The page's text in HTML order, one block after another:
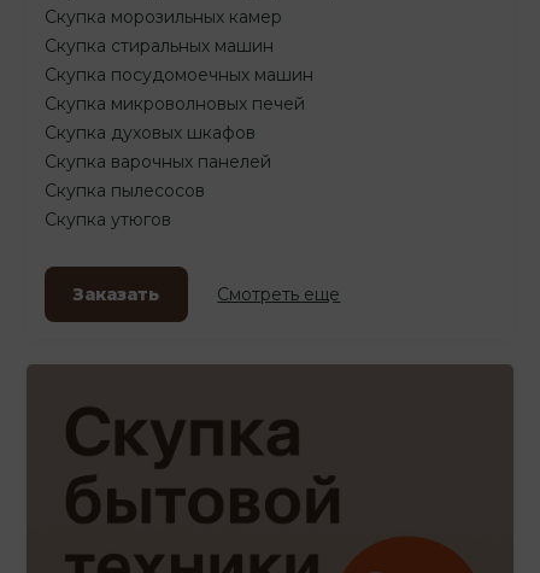
Скупка морозильных камер
Скупка стиральных машин
Скупка посудомоечных машин
Скупка микроволновых печей
Скупка духовых шкафов
Скупка варочных панелей
Скупка пылесосов
Скупка утюгов
Заказать Смотреть еще